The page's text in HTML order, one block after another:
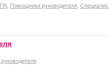
Помощники руководителя